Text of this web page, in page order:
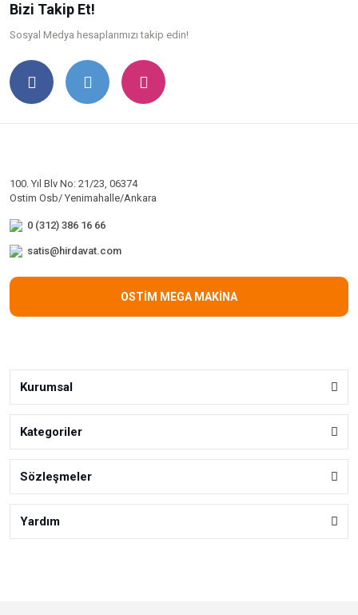
Bizi Takip Et!
Sosyal Medya hesaplarımızı takip edin!
100. Yıl Blv No: 21/23, 06374
Ostim Osb/ Yenimahalle/Ankara
0 (312) 386 16 66
satis@hirdavat.com
OSTİM MEGA MAKİNA
Kurumsal
Kategoriler
Sözleşmeler
Yardım